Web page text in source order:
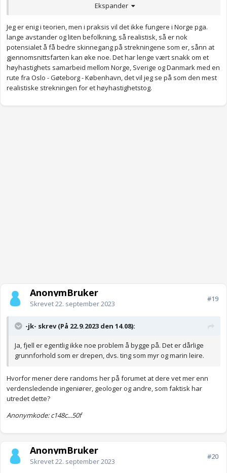
ikke gjøre noe spesielt før du er fremme. På tog kan man jobbe
veldig lite køståing.
Og de mener at lyntog mellom Oslo og Bergen kan taunder 3
timer.
Dette TRENGER vi!
Anonymkode: c148c...50f
Ekspander
Jeg er enig i teorien, men i praksis vil det ikke fungere i Norge pga.
lange avstander og liten befolkning, så realistisk, så er nok
potensialet å få bedre skinnegang på strekningene som er, sånn at
gjennomsnittsfarten kan øke noe. Det har lenge vært snakk om et
høyhastighets samarbeid mellom Norge, Sverige og Danmark med en
rute fra Oslo - Gøteborg - København, det vil jeg se på som den mest
realistiske strekningen for et høyhastighetstog.
AnonymBruker
Skrevet22. september 2023
#19
-jk- skrev (På 22.9.2023 den 14.08):
Ja, fjell er egentlig ikke noe problem å bygge på. Det er dårlige
grunnforhold som er drepen, dvs. ting som myr og marin leire.
Hvorfor mener dere randoms her på forumet at dere vet mer enn
verdensledende ingeniører, geologer og andre, som faktisk har
utredet dette?
Anonymkode: c148c...50f
AnonymBruker
Skrevet22. september 2023
#20